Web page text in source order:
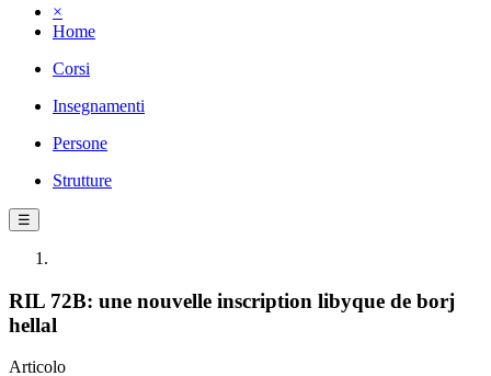
×
Home
Corsi
Insegnamenti
Persone
Strutture
☰
RIL 72B: une nouvelle inscription libyque de borj
hellal
Articolo